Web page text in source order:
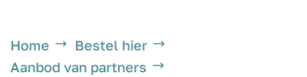
Home
Bestel hier
Aanbod van partners